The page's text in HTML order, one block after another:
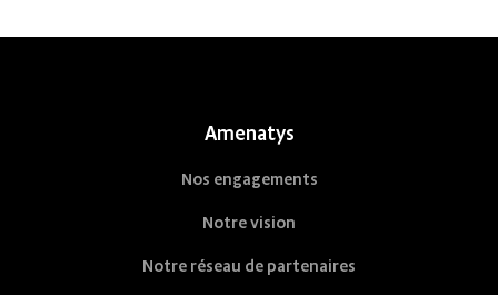
Amenatys
Nos engagements
Notre vision
Notre réseau de partenaires